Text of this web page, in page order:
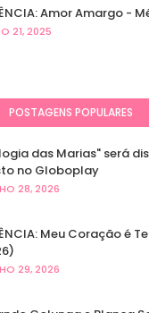
Amor Amargo -
21, 2025
POSTAGENS POPULARES
das Marias" será
no Globoplay
28, 2026
Meu Coração é
29, 2026